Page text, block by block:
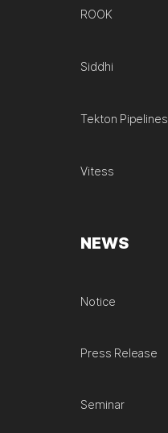
ROOK
Siddhi
Tekton Pipelines
Vitess
NEWS
Notice
Press Release
Seminar